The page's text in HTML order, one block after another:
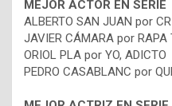
MEJOR ACTOR EN SERIE
ALBERTO SAN JUAN por
JAVIER CÁMARA por RAPA
ORIOL PLA por YO, ADICTO
PEDRO CASABLANC por